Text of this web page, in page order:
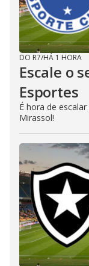
DO R7/HÁ 1 HORA
Escale o
Esportes
É hora de
Mirassol!